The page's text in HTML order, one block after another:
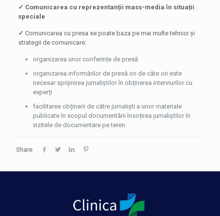
✓ Comunicarea cu reprezentanții mass-media în situații
speciale
✓ Comunicarea cu presa se poate baza pe mai multe tehnici și
strategii de comunicare:
organizarea unor conferințe de presă
organizarea informărilor de presă ori de câte ori este
necesar sprijinirea jurnaliștilor în obținerea interviurilor cu
experți
facilitarea obținerii de către jurnaliști a unor materiale
publicate în scopul documentării însoțirea jurnaliștilor în
vizitele de documentare pe teren.
Share